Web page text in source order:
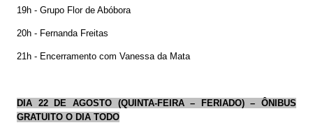
19h - Grupo Flor de Abóbora
20h - Fernanda Freitas
21h - Encerramento com Vanessa da Mata
DIA 22 DE AGOSTO (QUINTA-FEIRA – FERIADO) – ÔNIBUS
GRATUITO O DIA TODO